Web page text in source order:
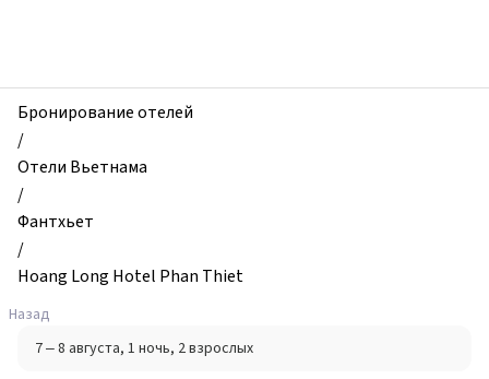
Hoang
Long
Hotel
Phan
Thiet,
Фантхьет,
Вьетнам
Бронирование отелей
/
Отели Вьетнама
/
Фантхьет
/
Hoang Long Hotel Phan Thiet
Назад
7 – 8 августа, 1 ночь, 2 взрослых